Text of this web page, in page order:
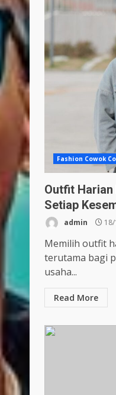
Fashion Cowok
Outfit Harian
Setiap
admin
Memilih outfit
terutama bagi
usaha...
Read More